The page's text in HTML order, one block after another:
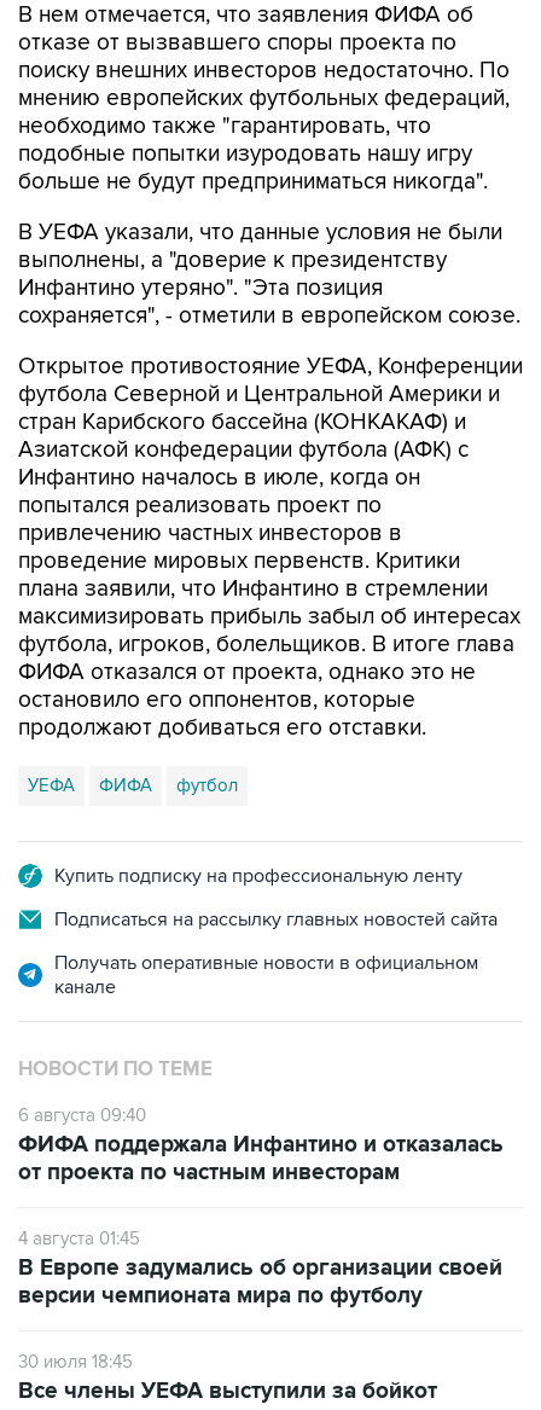
В нем отмечается, что заявления ФИФА об
отказе от вызвавшего споры проекта по
поиску внешних инвесторов недостаточно. По
мнению европейских футбольных федераций,
необходимо также "гарантировать, что
подобные попытки изуродовать нашу игру
больше не будут предприниматься никогда".
В УЕФА указали, что данные условия не были
выполнены, а "доверие к президентству
Инфантино утеряно". "Эта позиция
сохраняется", - отметили в европейском союзе.
Открытое противостояние УЕФА, Конференции
футбола Северной и Центральной Америки и
стран Карибского бассейна (КОНКАКАФ) и
Азиатской конфедерации футбола (АФК) с
Инфантино началось в июле, когда он
попытался реализовать проект по
привлечению частных инвесторов в
проведение мировых первенств. Критики
плана заявили, что Инфантино в стремлении
максимизировать прибыль забыл об интересах
футбола, игроков, болельщиков. В итоге глава
ФИФА отказался от проекта, однако это не
остановило его оппонентов, которые
продолжают добиваться его отставки.
УЕФА ФИФА футбол
Купить подписку на профессиональную ленту
Подписаться на рассылку главных новостей сайта
Получать оперативные новости в официальном
канале
НОВОСТИ ПО ТЕМЕ
6 августа 09:40
ФИФА поддержала Инфантино и отказалась
от проекта по частным инвесторам
4 августа 01:45
В Европе задумались об организации своей
версии чемпионата мира по футболу
30 июля 18:45
Все члены УЕФА выступили за бойкот